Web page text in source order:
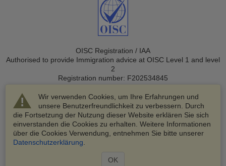
Wir verwenden Cookies, um Ihre Erfahrungen und
unsere Benutzerfreundlichkeit zu verbessern. Durch
die Fortsetzung der Nutzung dieser Website erklären Sie sich
einverstanden die Cookies zu erhalten. Weitere Informationen
über die Cookies Verwendung, entnehmen Sie bitte unserer
Datenschutzerklärung
OK
OISC Registration / IAA
Authorised to provide Immigration advice at OISC Level 1 and level
2
Registration number: F202534845
© 2003-2026 VisaHQ.com, Inc. Alle Rechte vorbehalten.
VisaHQ und das VisaHQ-Logo sind eingetragene Marken von
VisaHQ.com, Inc.